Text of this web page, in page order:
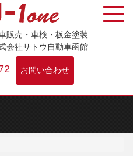
販売・車検・板金塗装
会社サトウ自動車函館
お問い合わせ